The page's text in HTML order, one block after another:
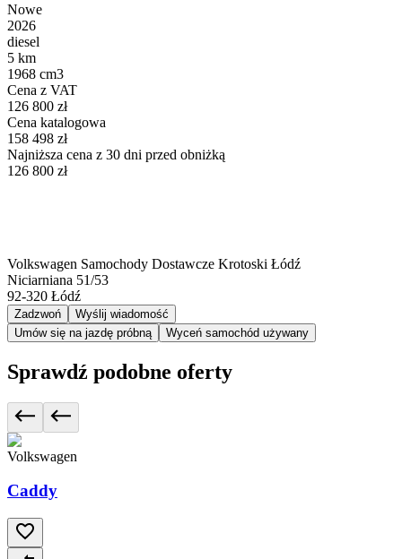
Nowe
2026
diesel
5 km
1968 cm3
Cena z VAT
126 800 zł
Cena katalogowa
158 498 zł
Najniższa cena z 30 dni przed obniżką
126 800 zł
Volkswagen Samochody Dostawcze Krotoski Łódź
Niciarniana 51/53
92-320 Łódź
Zadzwoń
Wyślij wiadomość
Umów się na jazdę próbną
Wyceń samochód używany
Sprawdź podobne oferty
Volkswagen
Caddy